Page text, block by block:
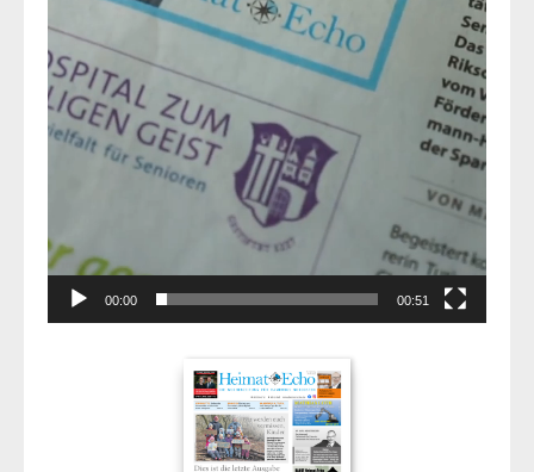
00:00 00:51